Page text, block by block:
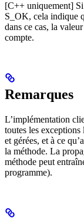
[C++ uniquement]
S_OK, cela indique
dans ce cas, la
compte.
Remarques
L’implémentation
toutes les exceptions
et gérées, et à ce
la méthode. La
méthode peut
programme).